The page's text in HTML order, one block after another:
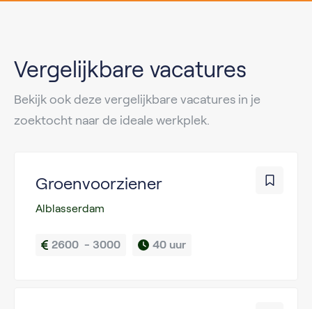
Vergelijkbare vacatures
Bekijk ook deze vergelijkbare vacatures in je
zoektocht naar de ideale werkplek.
Groenvoorziener
Alblasserdam
2600  - 3000 40 uur